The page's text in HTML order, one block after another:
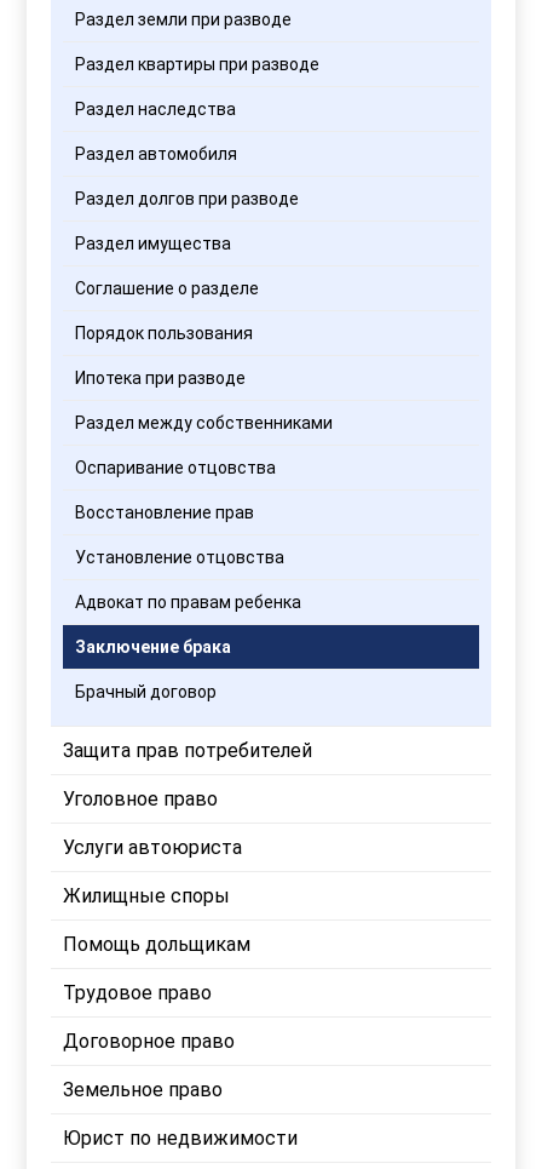
Раздел земли при разводе
Раздел квартиры при разводе
Раздел наследства
Раздел автомобиля
Раздел долгов при разводе
Раздел имущества
Соглашение о разделе
Порядок пользования
Ипотека при разводе
Раздел между собственниками
Оспаривание отцовства
Восстановление прав
Установление отцовства
Адвокат по правам ребенка
Заключение брака
Брачный договор
Защита прав потребителей
Уголовное право
Услуги автоюриста
Жилищные споры
Помощь дольщикам
Трудовое право
Договорное право
Земельное право
Юрист по недвижимости